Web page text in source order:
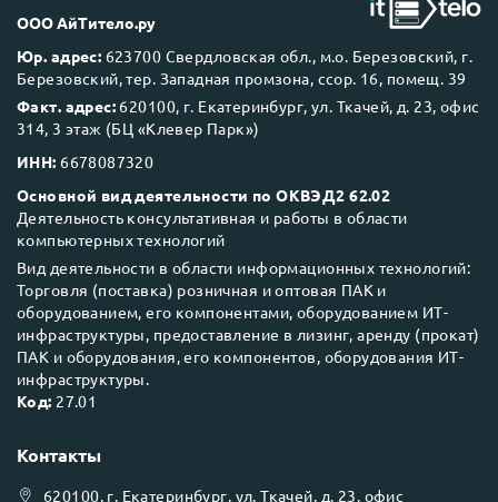
Next Business Day (NBD)
ООО АйТитело.ру
Юр. адрес: 623700 Свердловская обл., м.о. Березовский, г.
Березовский, тер. Западная промзона, ссор. 16, помещ. 39
Факт. адрес: 620100, г. Екатеринбург, ул. Ткачей, д. 23, офис
314, 3 этаж (БЦ «Клевер Парк»)
ИНН: 6678087320
Основной вид деятельности по ОКВЭД2 62.02
Деятельность консультативная и работы в области
компьютерных технологий
Вид деятельности в области информационных технологий:
Торговля (поставка) розничная и оптовая ПАК и
оборудованием, его компонентами, оборудованием ИТ-
инфраструктуры, предоставление в лизинг, аренду (прокат)
ПАК и оборудования, его компонентов, оборудования ИТ-
инфраструктуры.
Код: 27.01
Контакты
620100, г. Екатеринбург, ул.Ткачей, д. 23, офис